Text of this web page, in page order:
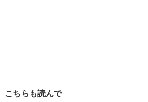
こちらも読んで